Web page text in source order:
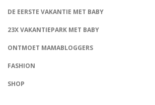
DE EERSTE VAKANTIE MET BABY
23X VAKANTIEPARK MET BABY
ONTMOET MAMABLOGGERS
FASHION
SHOP